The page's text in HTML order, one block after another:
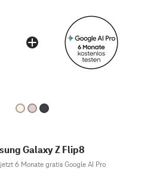
Galaxy Z Flip8
6 Monate gratis Google AI Pro